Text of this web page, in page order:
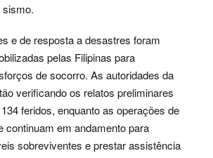
sismo.
e de resposta a desastres foram
pelas Filipinas para
de socorro. As autoridades da
verificando os relatos preliminares
feridos, enquanto as operações de
continuam em andamento para
sobreviventes e prestar assistência